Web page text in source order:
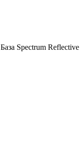
База Spectrum Reflective